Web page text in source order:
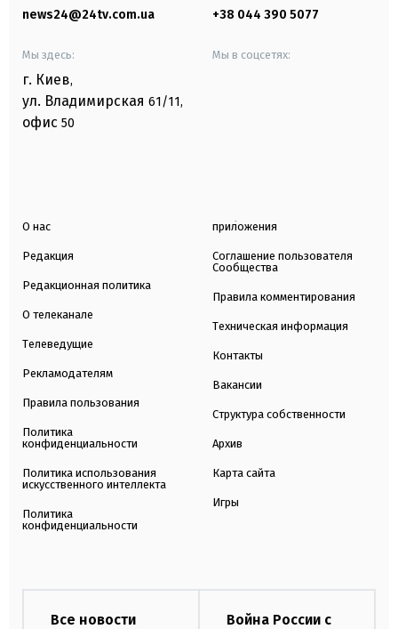
news24@24tv.com.ua +38 044 390 5077
Мы здесь:
г. Киев,
ул. Владимирская 61/11,
офис 50
Мы в соцсетях:
О нас
Редакция
Редакционная политика
О телеканале
Телеведущие
Рекламодателям
Правила пользования
Политика
конфиденциальности
Политика использования
искусственного интеллекта
Политика
конфиденциальности
приложения
Соглашение пользователя
Сообщества
Правила комментирования
Техническая информация
Контакты
Вакансии
Структура собственности
Архив
Карта сайта
Игры
Все новости
Война России с